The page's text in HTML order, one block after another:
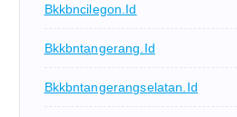
Bkkbncilegon.id
Bkkbntangerang.id
Bkkbntangerangselatan.id